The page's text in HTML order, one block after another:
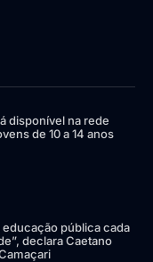
disponível na rede
de 10 a 14 anos
pública cada
declara Caetano